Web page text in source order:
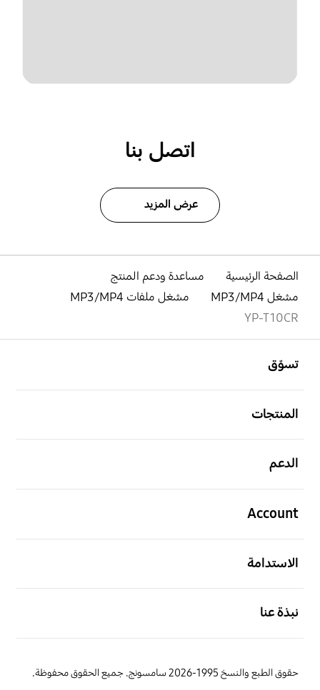
اتصل بنا
عرض المزيد
الصفحة الرئيسية
مساعدة ودعم المنتج
مشغل MP3/MP4
مشغل ملفات MP3/MP4
YP-T10CR
تسوّق
المنتجات
الدعم
Account
الاستدامة
نبذة عنا
حقوق الطبع والنسخ 1995-2026 سامسونج. جميع الحقوق محفوظة.